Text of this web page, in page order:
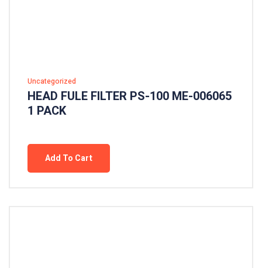
Uncategorized
HEAD FULE FILTER PS-100 ME-006065
1 PACK
Add To Cart